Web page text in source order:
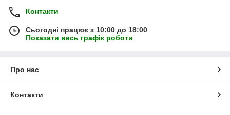
Контакти
Сьогодні працює з 10:00 до 18:00
Показати весь графік роботи
Про нас
Контакти